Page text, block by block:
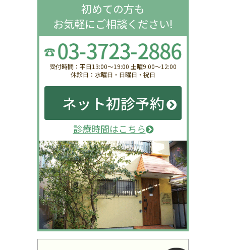
初めての方も
お気軽にご相談ください!
受付時間：平日13:00〜19:00 土曜9:00〜12:00
休診日：水曜日・日曜日・祝日
ネット初診予約
診療時間はこちら